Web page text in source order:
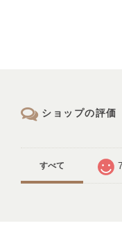
ショップの評価
すべて